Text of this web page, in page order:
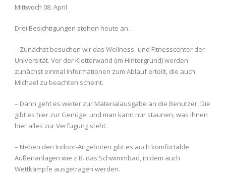
Mittwoch 08. April
Drei Besichtigungen stehen heute an…
– Zunächst besuchen wir das Wellness- und Fitnesscenter der
Universität. Vor der Kletterwand (im Hintergrund) werden
zunächst einmal Informationen zum Ablauf erteilt, die auch
Michael zu beachten scheint.
– Dann geht es weiter zur Materialausgabe an die Benutzer. Die
gibt es hier zur Genüge. und man kann nur staunen, was ihnen
hier alles zur Verfügung steht.
– Neben den Indoor-Angeboten gibt es auch komfortable
Außenanlagen wie z.B. das Schwimmbad, in dem auch
Wettkämpfe ausgetragen werden.